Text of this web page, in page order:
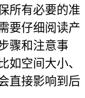
所有必要的准
要仔细阅读产
骤和注意事
如空间大小、
直接影响到后